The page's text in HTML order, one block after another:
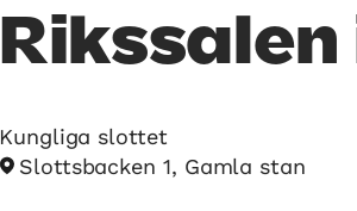
Rikssalen
Kungliga slottet
Slottsbacken 1, Gamla stan